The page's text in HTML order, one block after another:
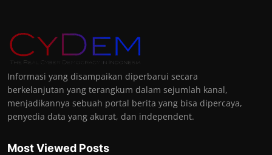
Informasi yang disampaikan diperbarui secara
berkelanjutan yang terangkum dalam sejumlah kanal,
menjadikannya sebuah portal berita yang bisa dipercaya,
penyedia data yang akurat, dan independent.
Most Viewed Posts